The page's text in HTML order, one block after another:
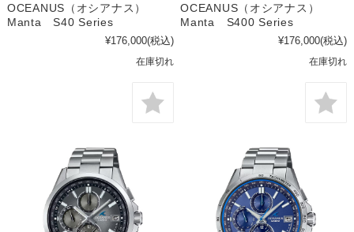
OCEANUS（オシアナス）
Manta S40 Series
¥176,000(税込)
在庫切れ
OCEANUS（オシアナス）
Manta S400 Series
¥176,000(税込)
在庫切れ